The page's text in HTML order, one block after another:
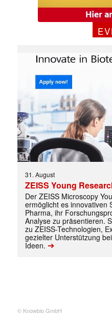
31. August
ZEISS Young
Der ZEISS Microscopy
ermöglicht es innovativen
Pharma, ihr
Analyse zu präsentieren.
zu ZEISS-Technologien,
gezielter Unterstützung
Ideen. ➔
© Knowbio GmbH